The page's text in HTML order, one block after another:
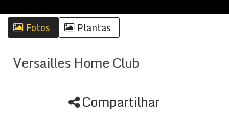
Fotos Plantas
Versailles Home Club
Compartilhar